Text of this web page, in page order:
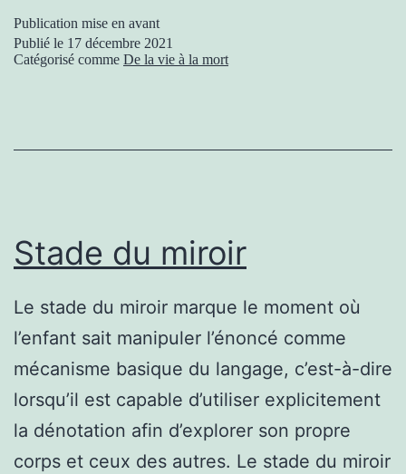
Publication mise en avant
Publié le 17 décembre 2021
Catégorisé comme De la vie à la mort
Stade du miroir
Le stade du miroir marque le moment où
l’enfant sait manipuler l’énoncé comme
mécanisme basique du langage, c’est-à-dire
lorsqu’il est capable d’utiliser explicitement
la dénotation afin d’explorer son propre
corps et ceux des autres. Le stade du miroir